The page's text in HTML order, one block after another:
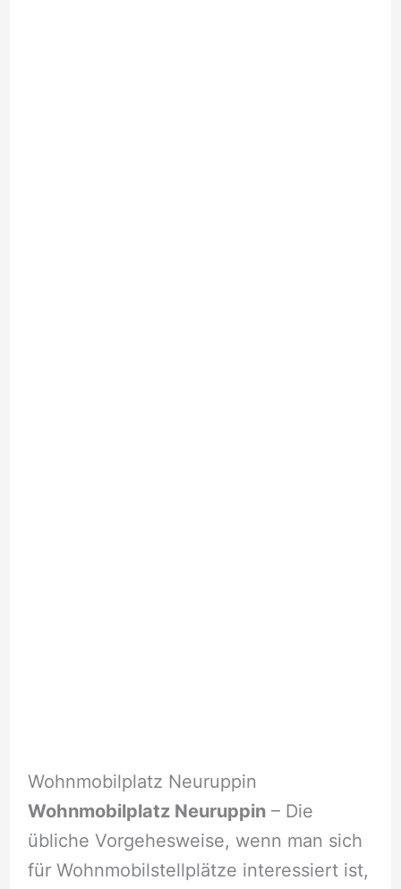
Wohnmobilplatz Neuruppin
Wohnmobilplatz Neuruppin– Die
übliche Vorgehesweise, wenn man sich
für Wohnmobilstellplätze interessiert ist,